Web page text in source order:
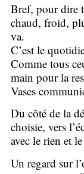
Bref, pour dire
chaud, froid,
va.
C’est le
Comme tous
main pour la
Vases
Du côté de la
choisie, vers
avec le rien et
Un regard sur